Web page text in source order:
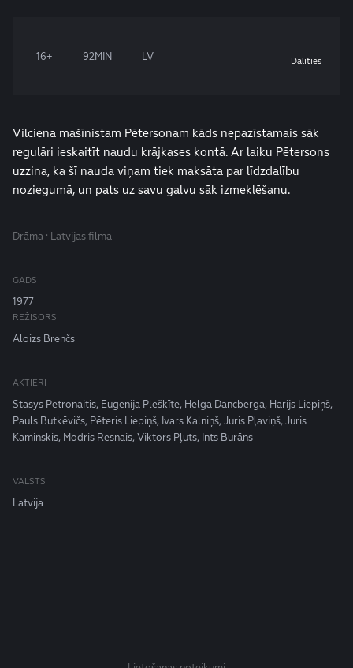
16+ 92MIN LV Dalīties
Vilciena mašīnistam Pētersonam kāds nepazīstamais sāk
regulāri ieskaitīt naudu krājkases kontā. Ar laiku Pētersons
uzzina, ka šī nauda viņam tiek maksāta par līdzdalību
noziegumā, un pats uz savu galvu sāk izmeklēšanu.
Drāma · Latvijas filma
GADS
1977
REŽISORS
Aloizs Brenčs
AKTIERI
Stasys Petronaitis, Eugenija Pleškīte, Helga Dancberga, Harijs Liepiņš,
Pauls Butkēvičs, Pēteris Liepiņš, Ivars Kalniņš, Juris Pļaviņš, Juris
Kaminskis, Modris Resnais, Viktors Pļuts, Ints Burāns
VALSTS
Latvija